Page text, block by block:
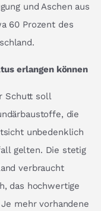
und Aschen aus
60 Prozent des
erlangen können
Schutt soll
die
unbedenklich
gelten. Die stetig
verbraucht
das hochwertige
mehr vorhandene